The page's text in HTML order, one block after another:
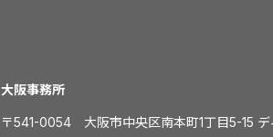
大阪事務所
〒541-0054 大阪市中央区南本町1丁目5-15 デ